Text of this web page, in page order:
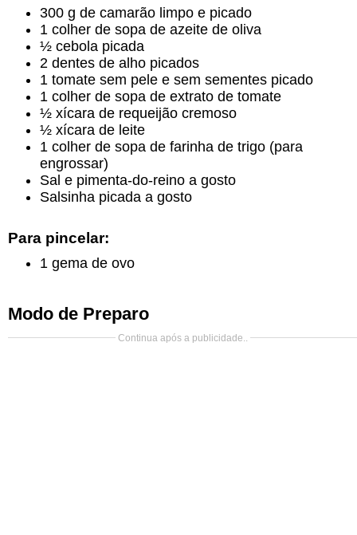
300 g de camarão limpo e picado
1 colher de sopa de azeite de oliva
½ cebola picada
2 dentes de alho picados
1 tomate sem pele e sem sementes picado
1 colher de sopa de extrato de tomate
½ xícara de requeijão cremoso
½ xícara de leite
1 colher de sopa de farinha de trigo (para
engrossar)
Sal e pimenta-do-reino a gosto
Salsinha picada a gosto
Para pincelar:
1 gema de ovo
Modo de Preparo
Continua após a publicidade..